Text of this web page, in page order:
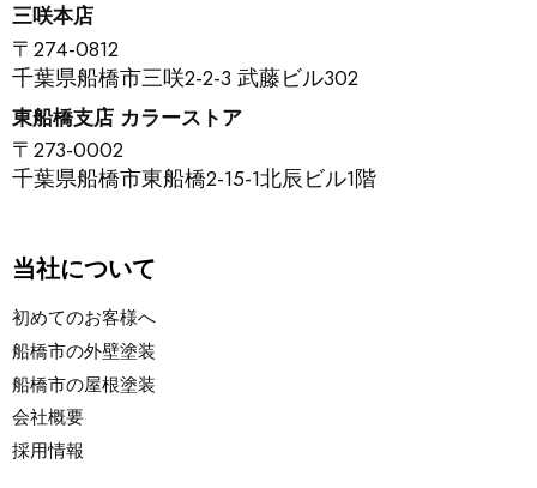
三咲本店
〒274-0812
千葉県船橋市三咲2-2-3 武藤ビル302
東船橋支店 カラーストア
〒273-0002
千葉県船橋市東船橋2-15-1北辰ビル1階
当社について
初めてのお客様へ
船橋市の外壁塗装
船橋市の屋根塗装
会社概要
採用情報